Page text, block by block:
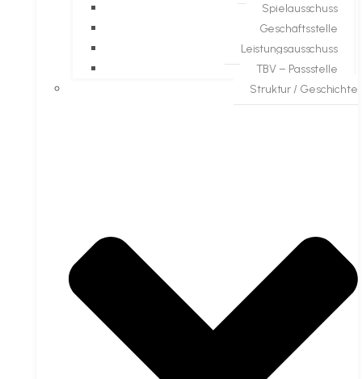
Spielausschuss
Geschäftsstelle
Leistungsausschuss
TBV – Passstelle
Struktur / Geschichte